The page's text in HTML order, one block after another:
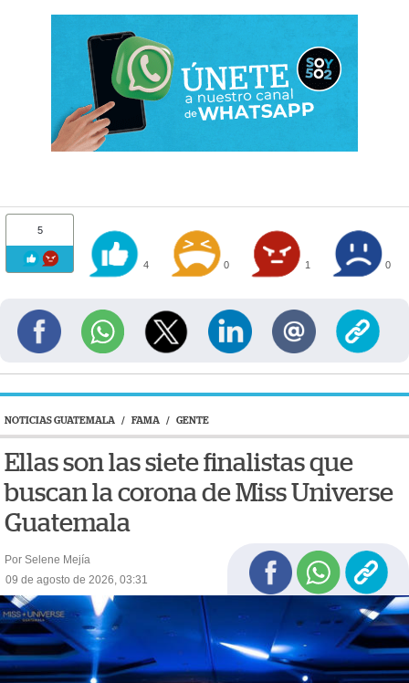
5
4 0 1 0
NOTICIAS GUATEMALA / FAMA / GENTE
Ellas son las siete finalistas que
buscan la corona de Miss Universe
Guatemala
Por Selene Mejía
09 de agosto de 2026, 03:31